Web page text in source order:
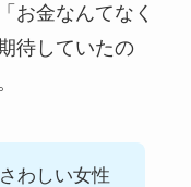
お金なんてなく
待していたの
わしい女性